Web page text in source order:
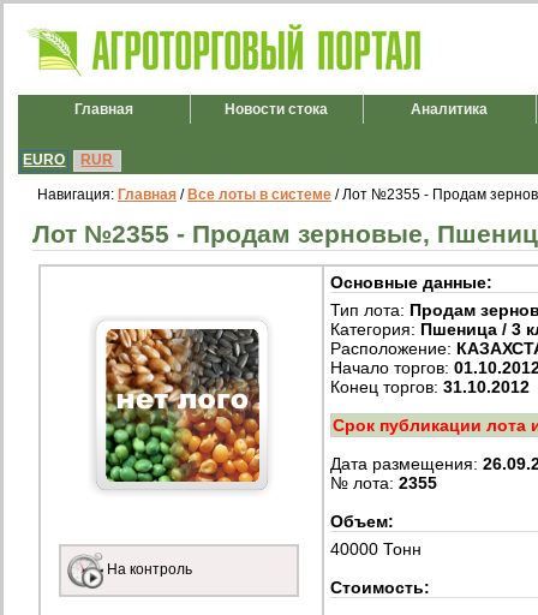
Главная Новости стока Аналитика
EURO RUR
Навигация: Главная / Все лоты в системе / Лот №2355 - Продам
Лот №2355 - Продам зерновые,
На контроль
Основные данные:
Тип лота: Продам
Категория: Пшеница / 3
Расположение:
Начало торгов:
Конец торгов: 31.10.2012
Срок публикации лота
Дата размещения:
№ лота: 2355
Объем:
40000 Тонн
Стоимость: